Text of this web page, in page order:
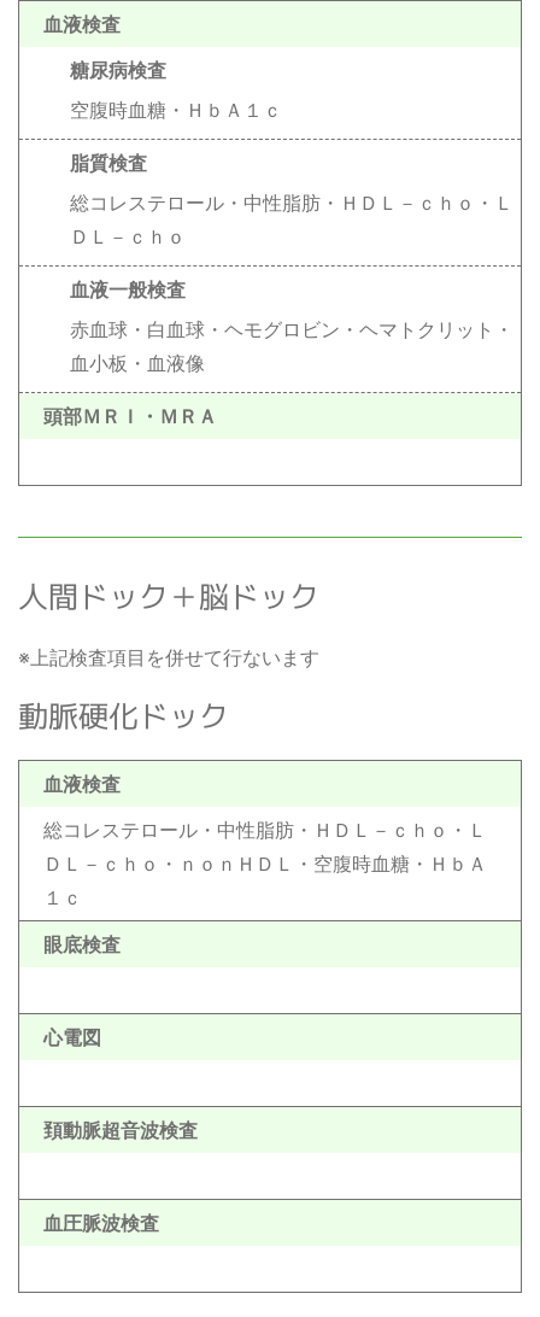
血液検査
糖尿病検査
空腹時血糖・ＨｂＡ１ｃ
脂質検査
総コレステロール・中性脂肪・ＨＤＬ－ｃｈｏ・Ｌ
ＤＬ－ｃｈｏ
血液一般検査
赤血球・白血球・ヘモグロビン・ヘマトクリット・
血小板・血液像
頭部ＭＲＩ・ＭＲＡ
人間ドック＋脳ドック
※上記検査項目を併せて行ないます
動脈硬化ドック
血液検査
総コレステロール・中性脂肪・ＨＤＬ－ｃｈｏ・Ｌ
ＤＬ－ｃｈｏ・ｎｏｎＨＤＬ・空腹時血糖・ＨｂＡ
１ｃ
眼底検査
心電図
頚動脈超音波検査
血圧脈波検査